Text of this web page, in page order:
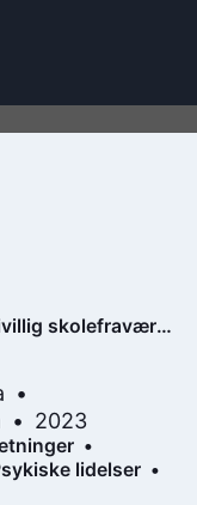
skolefravær,
2023
lidelser